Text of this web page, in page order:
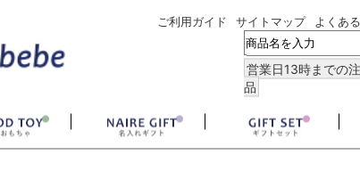
ご利用ガイド サイトマップ よくあ
営業日13時までの
品